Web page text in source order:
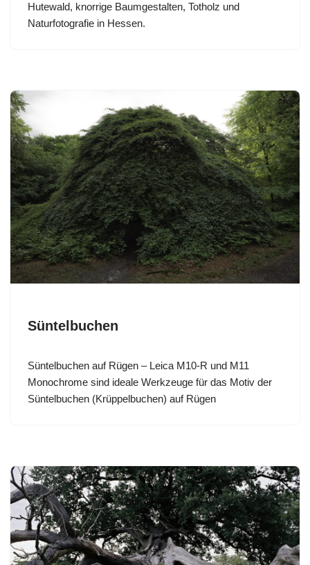
Hutewald, knorrige Baumgestalten, Totholz und
Naturfotografie in Hessen.
Süntelbuchen
Süntelbuchen auf Rügen – Leica M10-R und M11
Monochrome sind ideale Werkzeuge für das Motiv der
Süntelbuchen (Krüppelbuchen) auf Rügen